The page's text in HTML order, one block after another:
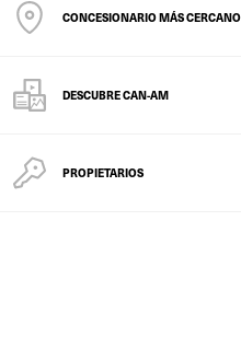
CONCESIONARIO MÁS CERCANO
DESCUBRE CAN-AM
PROPIETARIOS